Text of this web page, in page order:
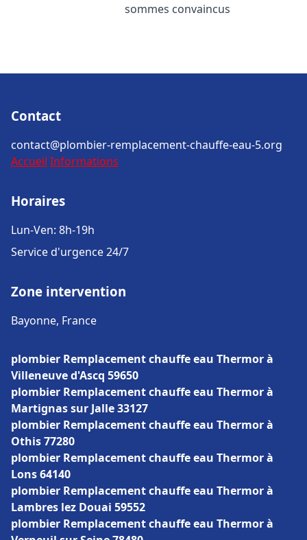
sommes convaincus
Contact
contact@plombier-remplacement-chauffe-eau-5.org
Accueil Informations
Horaires
Lun-Ven: 8h-19h
Service d'urgence 24/7
Zone intervention
Bayonne, France
plombier Remplacement chauffe eau Thermor à
Villeneuve d'Ascq 59650
plombier Remplacement chauffe eau Thermor à
Martignas sur Jalle 33127
plombier Remplacement chauffe eau Thermor à
Othis 77280
plombier Remplacement chauffe eau Thermor à
Lons 64140
plombier Remplacement chauffe eau Thermor à
Lambres lez Douai 59552
plombier Remplacement chauffe eau Thermor à